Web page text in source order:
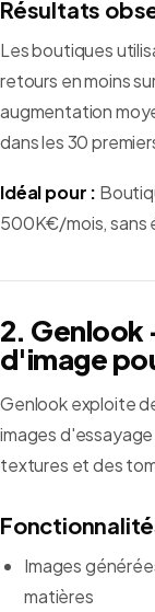
Résultats
Les boutiques
retours en moins
augmentation
dans les 30
Idéal pour :
500K€/mois, sans
2. Genlook
d'image
Genlook exploite
images
textures et des
Images
matières